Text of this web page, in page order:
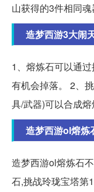
山获得的3件相同魂
造梦西游3大闹
1、熔炼石可以通
有机会掉落。 2、
具/武器)可以合成熔
造梦西游ol熔炼
造梦西游ol熔炼石
石,挑战玲珑宝塔第